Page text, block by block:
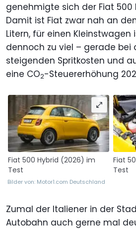
genehmigte sich der Fiat 500
Damit ist Fiat zwar nah an
Litern, für einen
dennoch zu viel – gerade bei
steigenden Spritkosten und
eine CO2-Steuererhöhung
Fiat 500 Hybrid (2026) im
Test
Fiat
Test
Bilder von: Motor1.com Deutschland
Zumal der Italiener in der
Autobahn auch gerne mal